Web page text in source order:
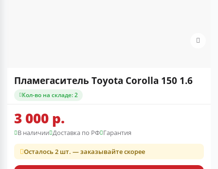
Пламегаситель Toyota Corolla 150 1.6
Кол-во на складе: 2
3 000 р.
В наличии Доставка по РФ Гарантия
Осталось 2 шт. — заказывайте скорее